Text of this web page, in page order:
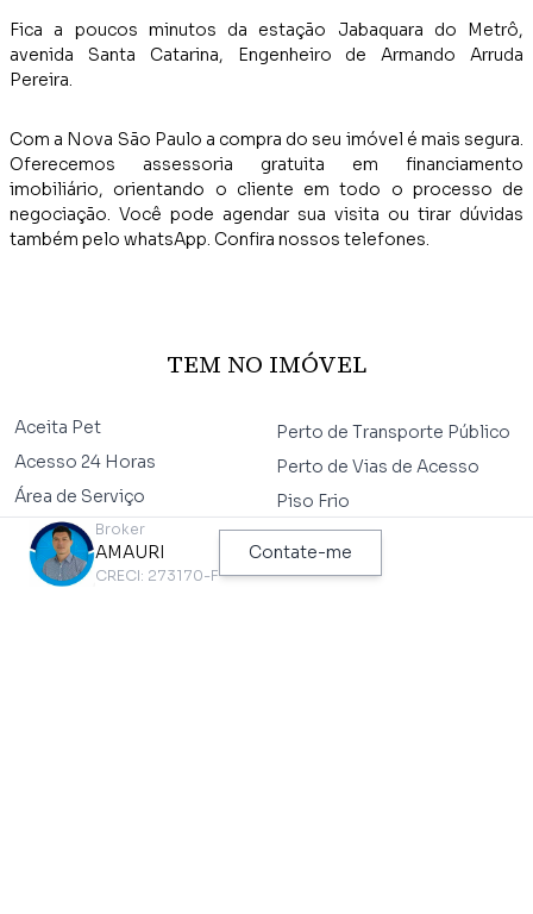
Fica a poucos minutos da estação Jabaquara do Metrô,
avenida Santa Catarina, Engenheiro de Armando Arruda
Pereira.
Com a Nova São Paulo a compra do seu imóvel é mais segura.
Oferecemos assessoria gratuita em financiamento
imobiliário, orientando o cliente em todo o processo de
negociação. Você pode agendar sua visita ou tirar dúvidas
também pelo whatsApp. Confira nossos telefones.
TEM NO IMÓVEL
Aceita Pet
Acesso 24 Horas
Área de Serviço
Área de Serviço
Casa de Fundo
Perto de Transporte Público
Perto de Vias de Acesso
Piso Frio
Próximo a Hospitais
Quintal
Broker
AMAURI
CRECI: 273170-F
Contate-me